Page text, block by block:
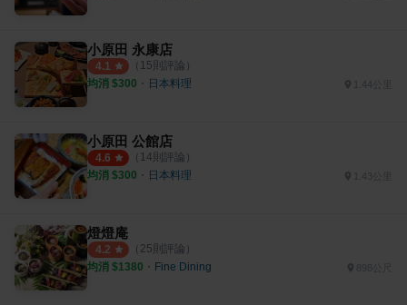
小原田 永康店
4.1 （ 15則評論）
均消 $300 ・ 日本料理 1.44公里
小原田 公館店
4.6 （ 14則評論）
均消 $300 ・ 日本料理 1.43公里
燈燈庵
4.2 （ 25則評論）
均消 $1380 ・ Fine Dining